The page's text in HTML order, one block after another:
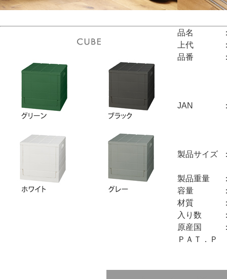
品名
上代
品番
JAN
製品サイズ
製品重量
容量
材質
入り数
原産国
ＰＡＴ．Ｐ